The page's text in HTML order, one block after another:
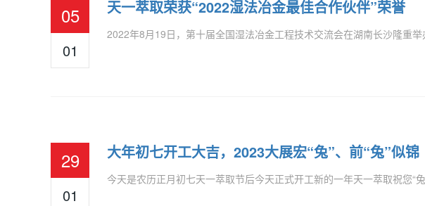
05
01
天一萃取荣获“2022湿法冶金最佳合作伙伴”荣誉
2022年8月19日，第十届全国湿法冶金工程技术交流会在湖南长沙隆重
29
01
大年初七开工大吉，2023大展宏“兔”、前“兔”似锦
今天是农历正月初七天一萃取节后今天正式开工新的一年天一萃取祝您